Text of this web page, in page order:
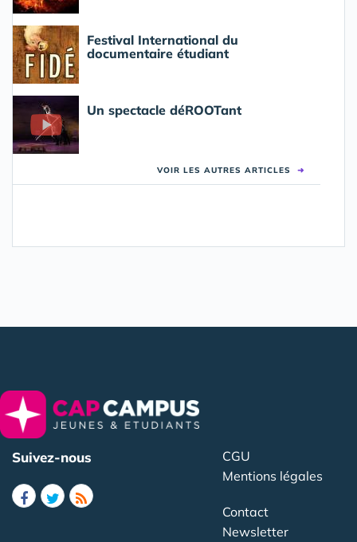
Festival International du
documentaire étudiant
Un spectacle déROOTant
VOIR LES AUTRES ARTICLES ➜
Suivez-nous
CGU
Mentions légales
Contact
Newsletter